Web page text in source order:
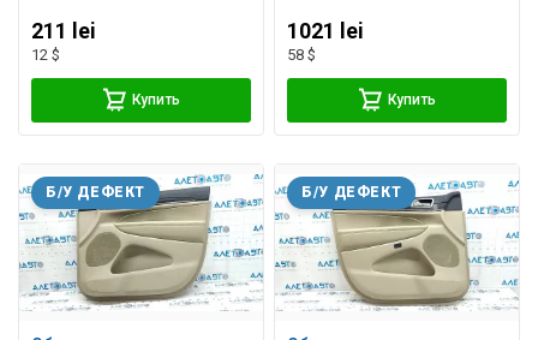
211 lei
12 $
Купить
1021 lei
58 $
Купить
Б/У ДЕФЕКТ Б/У ДЕФЕКТ